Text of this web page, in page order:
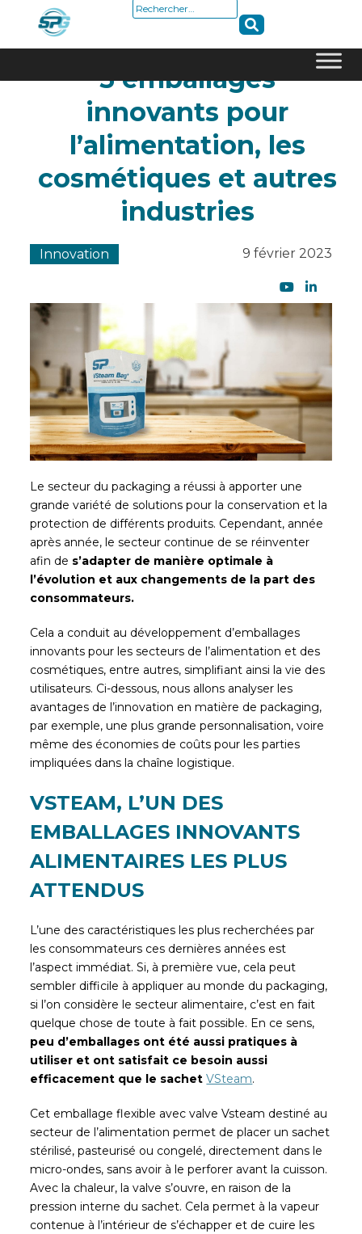
Rechercher :
5 emballages
innovants pour
l’alimentation, les
cosmétiques et autres
industries
Innovation 9 février 2023
Le secteur du packaging a réussi à apporter une
grande variété de solutions pour la conservation et la
protection de différents produits. Cependant, année
après année, le secteur continue de se réinventer
afin de s’adapter de manière optimale à
l’évolution et aux changements de la part des
consommateurs.
Cela a conduit au développement d’emballages
innovants pour les secteurs de l’alimentation et des
cosmétiques, entre autres, simplifiant ainsi la vie des
utilisateurs. Ci-dessous, nous allons analyser les
avantages de l’innovation en matière de packaging,
par exemple, une plus grande personnalisation, voire
même des économies de coûts pour les parties
impliquées dans la chaîne logistique.
VSTEAM, L’UN DES
EMBALLAGES INNOVANTS
ALIMENTAIRES LES PLUS
ATTENDUS
L’une des caractéristiques les plus recherchées par
les consommateurs ces dernières années est
l’aspect immédiat. Si, à première vue, cela peut
sembler difficile à appliquer au monde du packaging,
si l’on considère le secteur alimentaire, c’est en fait
quelque chose de toute à fait possible. En ce sens,
peu d’emballages ont été aussi pratiques à
utiliser et ont satisfait ce besoin aussi
efficacement que le sachetVSteam.
Cet emballage flexible avec valve Vsteam destiné au
secteur de l’alimentation permet de placer un sachet
stérilisé, pasteurisé ou congelé, directement dans le
micro-ondes, sans avoir à le perforer avant la cuisson.
Avec la chaleur, la valve s’ouvre, en raison de la
pression interne du sachet. Cela permet à la vapeur
contenue à l’intérieur de s’échapper et de cuire les